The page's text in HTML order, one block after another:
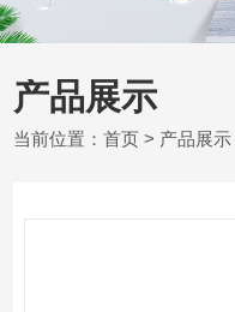
产品展示
当前位置：首页 > 产品展示